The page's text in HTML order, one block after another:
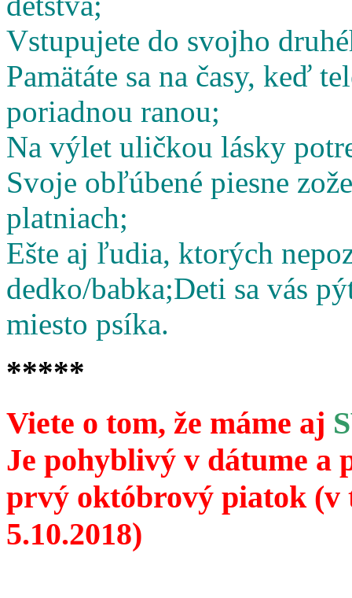
Vstupujete do svojho
Pamätáte sa na časy, keď
poriadnou ranou;
Na výlet uličkou lásky
Svoje obľúbené piesne
platniach;
Ešte aj ľudia, ktorých
dedko/babka;Deti sa vás
miesto psíka.
*****
Viete o tom, že máme aj
Je pohyblivý v dátume a
prvý októbrový piatok
5.10.2018)